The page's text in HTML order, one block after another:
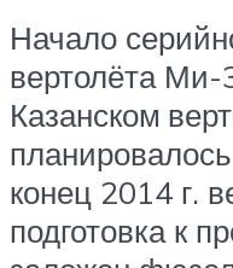
Начало
вертолёта Ми-
Казанском
конец 2014 г.
подготовка к